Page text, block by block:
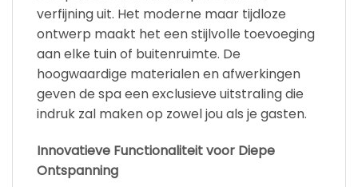
verfijning uit. Het moderne maar tijdloze
ontwerp maakt het een stijlvolle toevoeging
aan elke tuin of buitenruimte. De
hoogwaardige materialen en afwerkingen
geven de spa een exclusieve uitstraling die
indruk zal maken op zowel jou als je gasten.
Innovatieve Functionaliteit voor Diepe
Ontspanning